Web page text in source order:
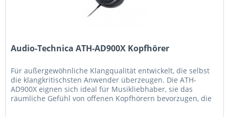
Audio-Technica ATH-AD900X Kopfhörer
Für außergewöhnliche Klangqualität entwickelt, die selbst
die klangkritischsten Anwender überzeugen. Die ATH-
AD900X eignen sich ideal für Musikliebhaber, sie das
räumliche Gefühl von offenen Kopfhörern bevorzugen, die